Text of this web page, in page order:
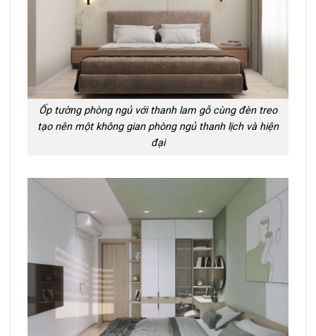
Ốp tường phòng ngủ với thanh lam gỗ cùng đèn treo
tạo nên một không gian phòng ngủ thanh lịch và hiện
đại